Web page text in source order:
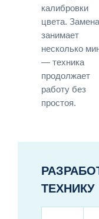
калибровки
цвета. Замена
занимает
несколько
— техника
продолжает
работу без
простоя.
ТЕХНИКУ